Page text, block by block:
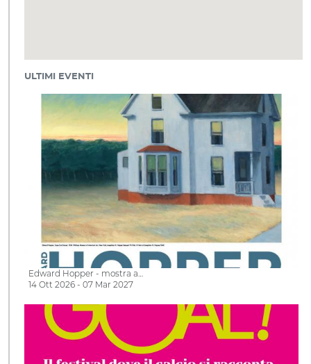
ULTIMI EVENTI
Edward Hopper - mostra a…
14 Ott 2026 - 07 Mar 2027